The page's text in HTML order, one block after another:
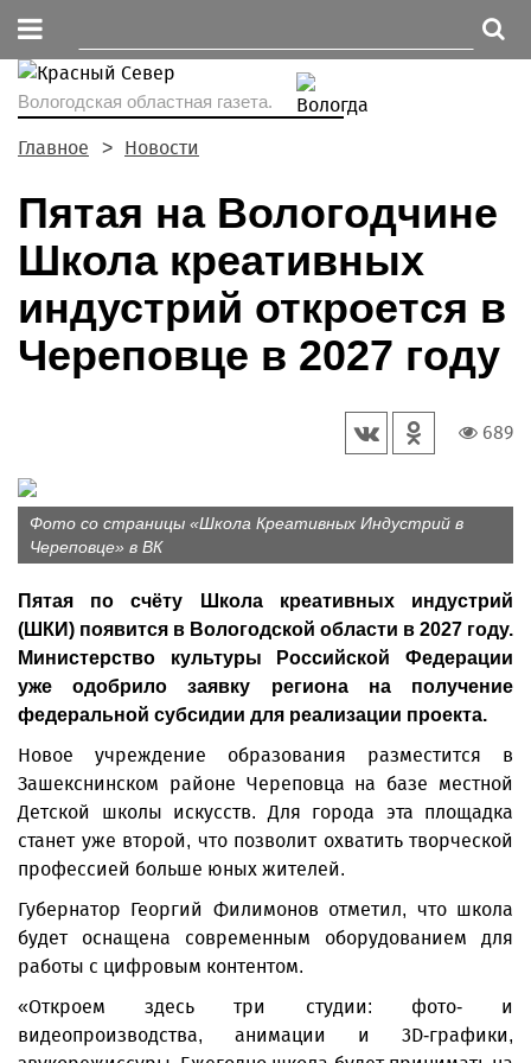
Вологодская областная газета.
Главное Новости
Пятая на Вологодчине
Школа креативных
индустрий откроется в
Череповце в 2027 году
689
Фото со страницы «Школа Креативных Индустрий в
Череповце» в ВК
Пятая по счёту Школа креативных индустрий
(ШКИ) появится в Вологодской области в 2027 году.
Министерство культуры Российской Федерации
уже одобрило заявку региона на получение
федеральной субсидии для реализации проекта.
Новое учреждение образования разместится в
Зашекснинском районе Череповца на базе местной
Детской школы искусств. Для города эта площадка
станет уже второй, что позволит охватить творческой
профессией больше юных жителей.
Губернатор Георгий Филимонов отметил, что школа
будет оснащена современным оборудованием для
работы с цифровым контентом.
«Откроем здесь три студии: фото- и
видеопроизводства, анимации и 3D-графики,